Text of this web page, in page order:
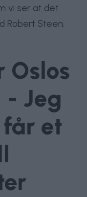
vi ser at det
Robert Steen.
Oslos
- Jeg
et